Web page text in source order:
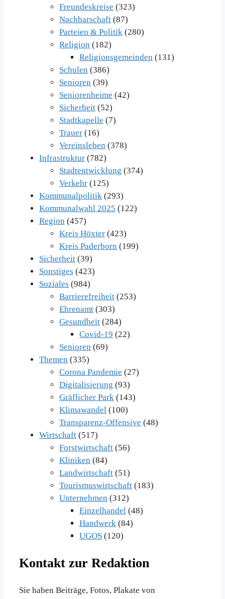
Freundeskreise (323)
Nachbarschaft (87)
Parteien & Politik (280)
Religion (182)
Religionsgemeinden (131)
Schulen (386)
Senioren (39)
Seniorenheime (42)
Sicherheit (52)
Stadtkapelle (7)
Trauer (16)
Vereinsleben (378)
Infrastruktur (782)
Stadtentwicklung (374)
Verkehr (125)
Kommunalpolitik (293)
Kommunalwahl 2025 (122)
Region (457)
Kreis Höxter (423)
Kreis Paderborn (199)
Sicherheit (39)
Sonstiges (423)
Soziales (984)
Barrierefreiheit (253)
Ehrenamt (303)
Gesundheit (284)
Covid-19 (22)
Senioren (69)
Themen (335)
Corona Pandemie (27)
Digitalisierung (93)
Gräflicher Park (143)
Klimawandel (100)
Transparenz-Offensive (48)
Wirtschaft (517)
Forstwirtschaft (56)
Kliniken (84)
Landwirtschaft (51)
Tourismuswirtschaft (183)
Unternehmen (312)
Einzelhandel (48)
Handwerk (84)
UGOS (120)
Kontakt zur Redaktion
Sie haben Beiträge, Fotos, Plakate von